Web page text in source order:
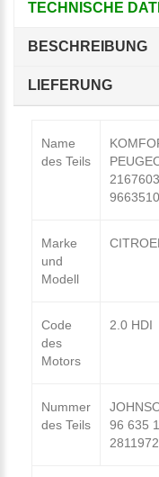
TECHNISCHE
BESCHREIBUNG
LIEFERUNG
Name
des Teils
Marke
und
Modell
Code
des
Motors
2.0 HDI
Nummer
des Teils
96 635